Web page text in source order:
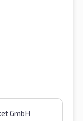
GmbH